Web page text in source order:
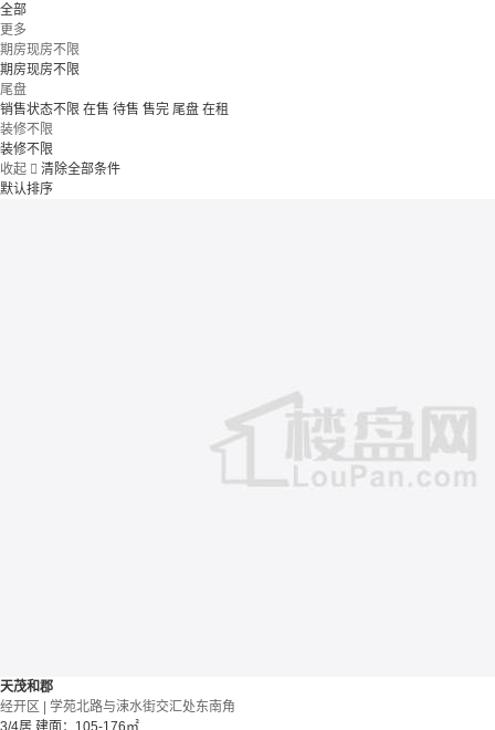
全部
更多
期房现房不限
期房现房不限
尾盘
销售状态不限 在售 待售 售完 尾盘 在租
装修不限
装修不限
收起  清除全部条件
默认排序
天茂和郡
经开区 | 学苑北路与涑水街交汇处东南角
3/4居 建面：105-176㎡